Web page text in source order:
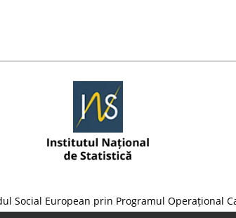
Social European prin Programul Operațional